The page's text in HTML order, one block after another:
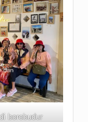
borobudur